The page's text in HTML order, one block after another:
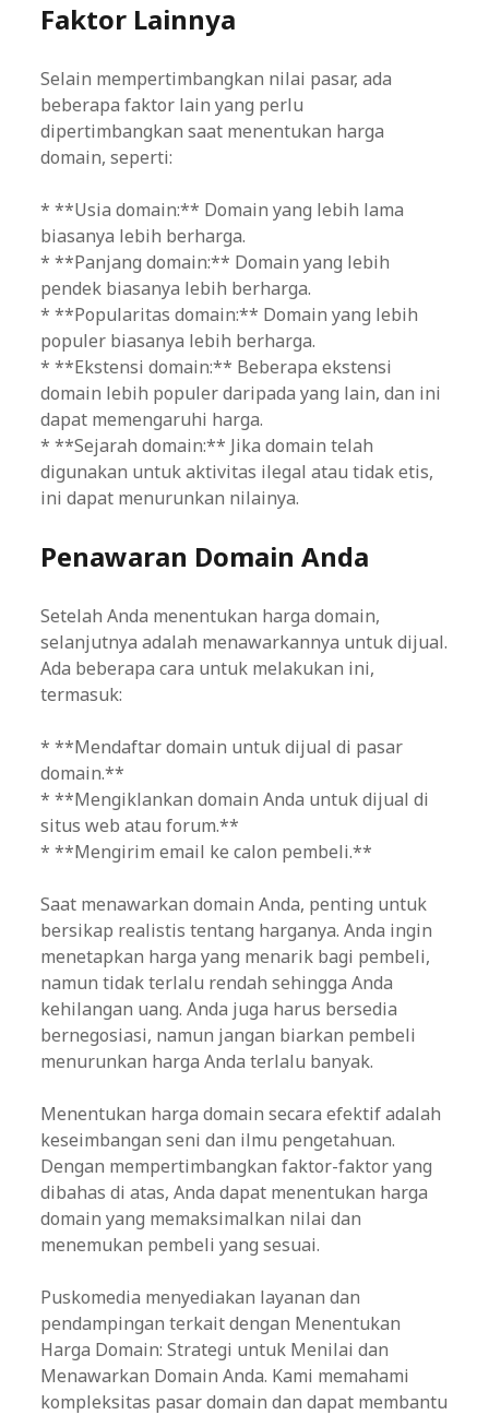
Faktor Lainnya
Selain mempertimbangkan nilai pasar, ada
beberapa faktor lain yang perlu
dipertimbangkan saat menentukan harga
domain, seperti:
* **Usia domain:** Domain yang lebih lama
biasanya lebih berharga.
* **Panjang domain:** Domain yang lebih
pendek biasanya lebih berharga.
* **Popularitas domain:** Domain yang lebih
populer biasanya lebih berharga.
* **Ekstensi domain:** Beberapa ekstensi
domain lebih populer daripada yang lain, dan ini
dapat memengaruhi harga.
* **Sejarah domain:** Jika domain telah
digunakan untuk aktivitas ilegal atau tidak etis,
ini dapat menurunkan nilainya.
Penawaran Domain Anda
Setelah Anda menentukan harga domain,
selanjutnya adalah menawarkannya untuk dijual.
Ada beberapa cara untuk melakukan ini,
termasuk:
* **Mendaftar domain untuk dijual di pasar
domain.**
* **Mengiklankan domain Anda untuk dijual di
situs web atau forum.**
* **Mengirim email ke calon pembeli.**
Saat menawarkan domain Anda, penting untuk
bersikap realistis tentang harganya. Anda ingin
menetapkan harga yang menarik bagi pembeli,
namun tidak terlalu rendah sehingga Anda
kehilangan uang. Anda juga harus bersedia
bernegosiasi, namun jangan biarkan pembeli
menurunkan harga Anda terlalu banyak.
Menentukan harga domain secara efektif adalah
keseimbangan seni dan ilmu pengetahuan.
Dengan mempertimbangkan faktor-faktor yang
dibahas di atas, Anda dapat menentukan harga
domain yang memaksimalkan nilai dan
menemukan pembeli yang sesuai.
Puskomedia menyediakan layanan dan
pendampingan terkait dengan Menentukan
Harga Domain: Strategi untuk Menilai dan
Menawarkan Domain Anda. Kami memahami
kompleksitas pasar domain dan dapat membantu